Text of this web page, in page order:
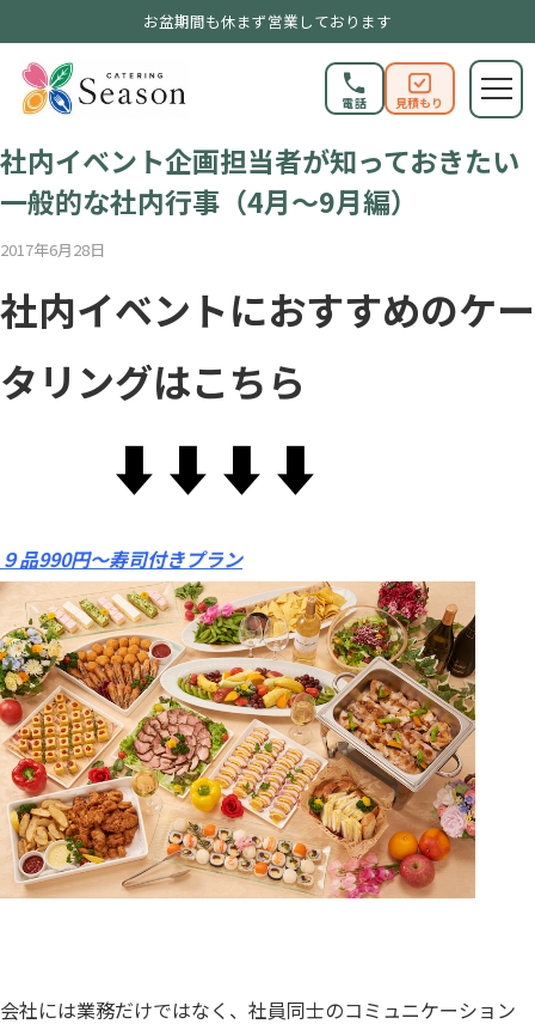
お盆期間も休まず営業しております
電話 見積もり
SEASONブログ
社内イベント企画担当者が知っておきたい
一般的な社内行事（4月〜9月編）
2017年6月28日
社内イベントにおすすめのケー
タリングはこちら
⬇︎⬇︎⬇︎⬇︎
９品990円〜寿司付きプラン
会社には業務だけではなく、社員同士のコミュニケーション